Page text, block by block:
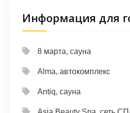
Информация для
8 марта, сауна
Alma, автокомплекс
Antiq, сауна